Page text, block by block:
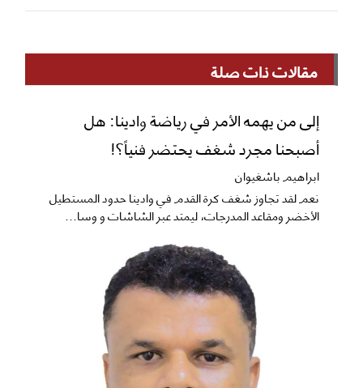
مقالات ذات صلة
إلى من يهمه الأمر في رياضة وادينا: هل
أصبحنا مجرد شغف يحتضر فنياً؟!
ابراهيم باشغيوان
نعم ​لقد تجاوز شغف كرة القدم في وادينا حدود المستطيل
الأخضر ومقاعد المدرجات، ليمتد عبر الشاشات و وسا...